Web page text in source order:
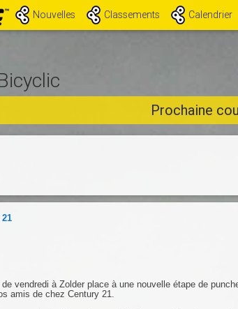
Nouvelles Classements (current)Calendrier
Prochaine
21
vendredi à Zolder place à une nouvelle étape de
amis de chez Century 21.